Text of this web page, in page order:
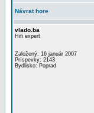
Návrat hore
vlado.ba
Hifi expert
Založený: 16 január 2007
Príspevky: 2143
Bydlisko: Poprad